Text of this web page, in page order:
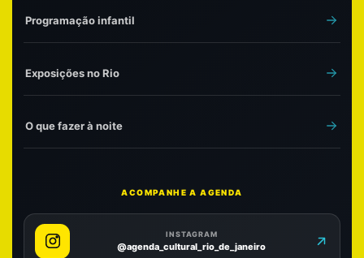
Programação infantil
Exposições no Rio
O que fazer à noite
ACOMPANHE A AGENDA
INSTAGRAM
@agenda_cultural_rio_de_janeiro